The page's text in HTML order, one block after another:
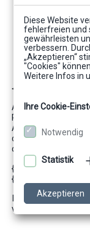
</
weitere
</
</data>
</root>
Als Trennzeichen
Rohtexten sind
Aliasnamen und
die Variable Betrag
dem Rohtext:
{REF
{REF
Im
verwendet.
Diese Website
fehlerfreien und
gewährleisten
verbessern.
„Akzeptieren“
"Cookies"
Weitere Infos in
Ihre Cookie-
Notwendig
Statistik
Akzeptieren